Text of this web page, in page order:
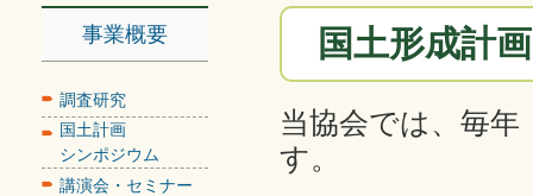
事業概要
調査研究
国土計画
シンポジウム
講演会・セミナー
国土形成計
当協会では、毎
す。